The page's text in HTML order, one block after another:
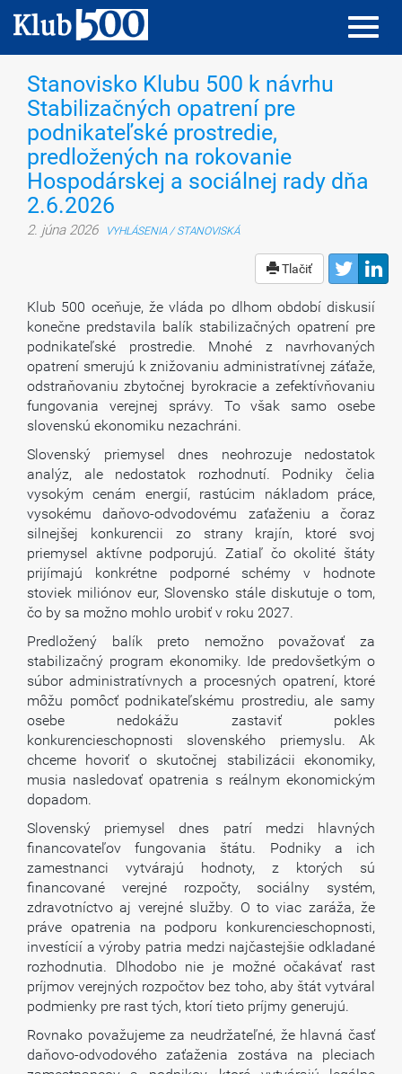
Stanovisko Klubu 500 k návrhu
Stabilizačných opatrení pre
podnikateľské prostredie,
predložených na rokovanie
Hospodárskej a sociálnej rady dňa
2.6.2026
2. júna 2026 VYHLÁSENIA / STANOVISKÁ
Tlačiť
Klub 500 oceňuje, že vláda po dlhom období diskusií
konečne predstavila balík stabilizačných opatrení pre
podnikateľské prostredie. Mnohé z navrhovaných
opatrení smerujú k znižovaniu administratívnej záťaže,
odstraňovaniu zbytočnej byrokracie a zefektívňovaniu
fungovania verejnej správy. To však samo osebe
slovenskú ekonomiku nezachráni.
Slovenský priemysel dnes neohrozuje nedostatok
analýz, ale nedostatok rozhodnutí. Podniky čelia
vysokým cenám energií, rastúcim nákladom práce,
vysokému daňovo-odvodovému zaťaženiu a čoraz
silnejšej konkurencii zo strany krajín, ktoré svoj
priemysel aktívne podporujú. Zatiaľ čo okolité štáty
prijímajú konkrétne podporné schémy v hodnote
stoviek miliónov eur, Slovensko stále diskutuje o tom,
čo by sa možno mohlo urobiť v roku 2027.
Predložený balík preto nemožno považovať za
stabilizačný program ekonomiky. Ide predovšetkým o
súbor administratívnych a procesných opatrení, ktoré
môžu pomôcť podnikateľskému prostrediu, ale samy
osebe nedokážu zastaviť pokles
konkurencieschopnosti slovenského priemyslu. Ak
chceme hovoriť o skutočnej stabilizácii ekonomiky,
musia nasledovať opatrenia s reálnym ekonomickým
dopadom.
Slovenský priemysel dnes patrí medzi hlavných
financovateľov fungovania štátu. Podniky a ich
zamestnanci vytvárajú hodnoty, z ktorých sú
financované verejné rozpočty, sociálny systém,
zdravotníctvo aj verejné služby. O to viac zaráža, že
práve opatrenia na podporu konkurencieschopnosti,
investícií a výroby patria medzi najčastejšie odkladané
rozhodnutia. Dlhodobo nie je možné očakávať rast
príjmov verejných rozpočtov bez toho, aby štát vytváral
podmienky pre rast tých, ktorí tieto príjmy generujú.
Rovnako považujeme za neudržateľné, že hlavná časť
daňovo-odvodového zaťaženia zostáva na pleciach